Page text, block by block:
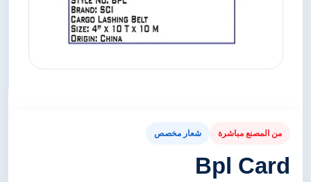
من المصنع مباشرة شعار مخصص
Bpl Card